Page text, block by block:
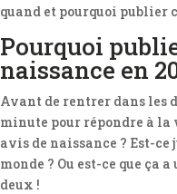
quand et pourquoi publier
Pourquoi
naissance en
Avant de rentrer dans les
minute pour répondre à la
avis de naissance ? Est-
monde ? Ou est-ce que ça
deux !